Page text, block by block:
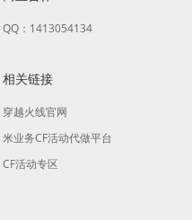
QQ：1413054134
相关链接
穿越火线官网
米业务CF活动代做平台
CF活动专区